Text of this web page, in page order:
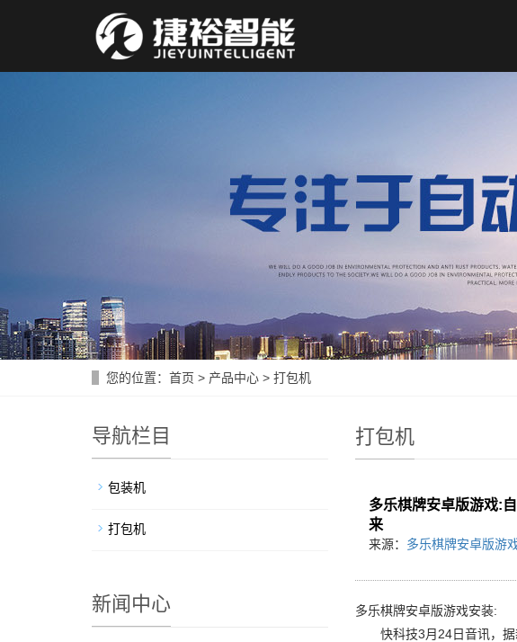
您的位置： 首页 > 产品中心 > 打包机
打包机
多乐棋牌安卓版游戏:
来
来源： 多乐棋牌安卓版游
多乐棋牌安卓版游戏安装:
快科技3月24日音讯，据
导航栏目
包装机
打包机
新闻中心